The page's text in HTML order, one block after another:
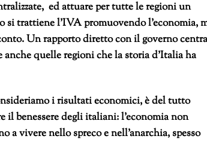
ed attuare per tutte le regioni un
trattiene l’IVA promuovendo l’economia,
Un rapporto diretto con il governo
anche quelle regioni che la storia d’Italia ha
i risultati economici, è del tutto
benessere degli italiani: l’economia non
vivere nello spreco e nell’anarchia, spesso